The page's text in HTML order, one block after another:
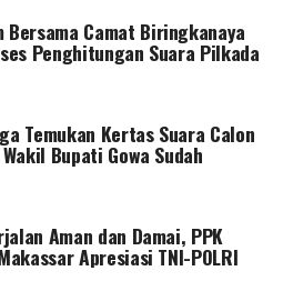
Bersama Camat Biringkanaya
Penghitungan Suara Pilkada
Temukan Kertas Suara Calon
Bupati Gowa Sudah
Aman dan Damai, PPK
Apresiasi TNI-POLRI